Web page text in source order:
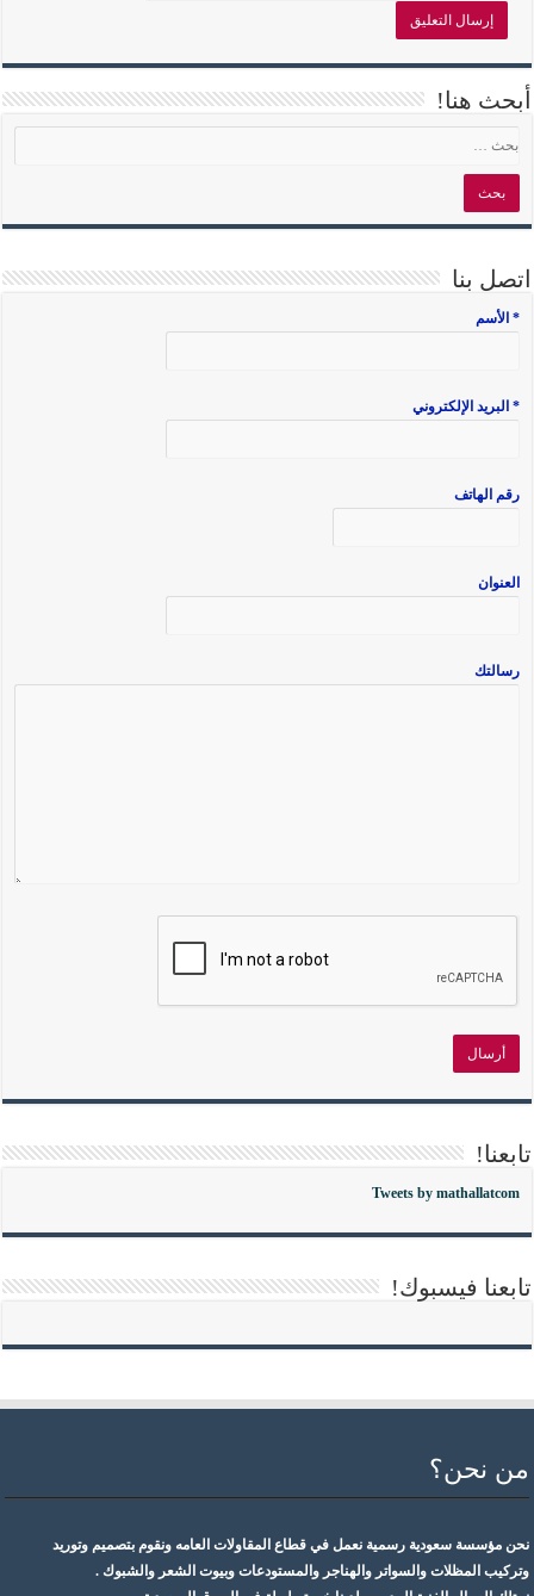
أبحث هنا!
اتصل بنا
* الأسم
* البريد الإلكتروني
رقم الهاتف
العنوان
رسالتك
تابعنا!
Tweets by mathallatcom
تابعنا فيسبوك!
من نحن؟
نحن مؤسسة سعودية رسمية نعمل في قطاع المقاولات العامه ونقوم بتصميم وتوريد
وتركيب المظلات والسواتر والهناجر والمستودعات وبيوت الشعر والشبوك .